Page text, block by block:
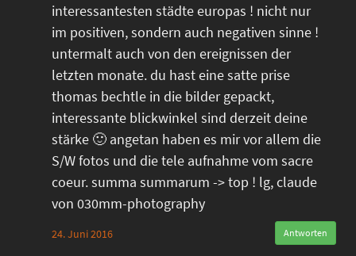
interessantesten städte europas ! nicht nur
im positiven, sondern auch negativen sinne !
untermalt auch von den ereignissen der
letzten monate. du hast eine satte prise
thomas bechtle in die bilder gepackt,
interessante blickwinkel sind derzeit deine
stärke 🙂 angetan haben es mir vor allem die
S/W fotos und die tele aufnahme vom sacre
coeur. summa summarum -> top ! lg, claude
von 030mm-photography
24. Juni 2016 Antworten